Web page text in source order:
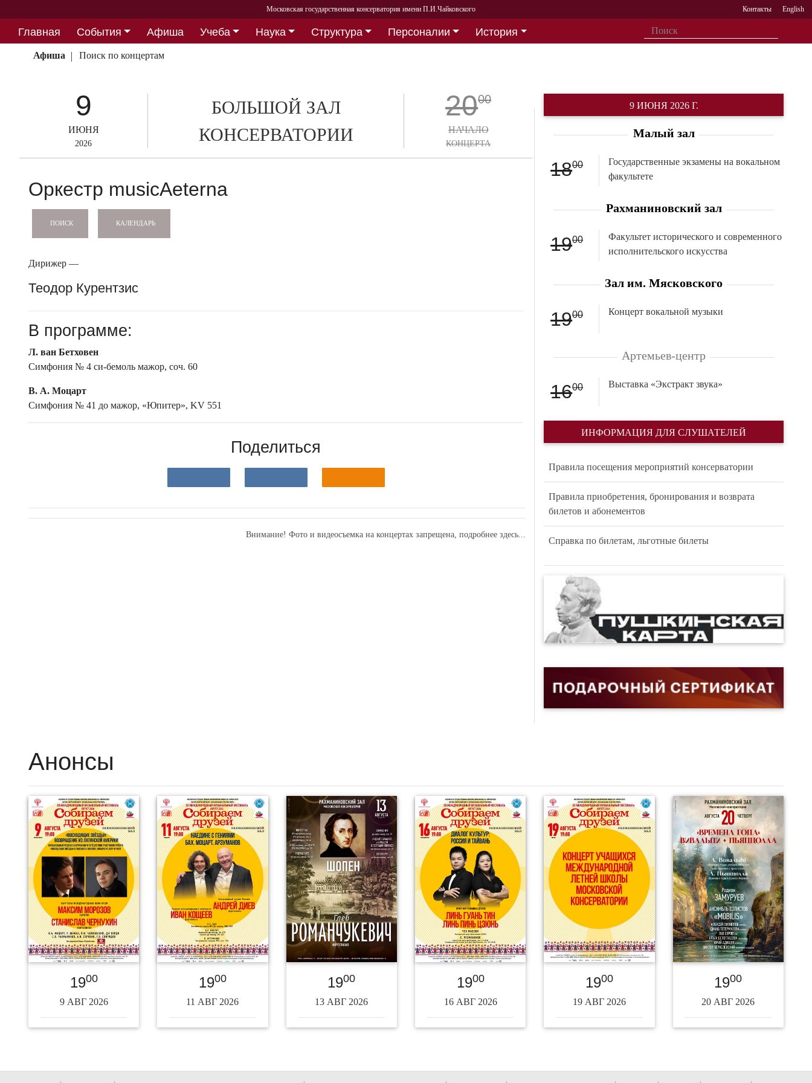
Московская государственная консерватория имени П.И.Чайковского Контакты English
Главная События Афиша Учеба Наука Структура Персоналии
История
Партнерство
Афиша Поиск по концертам
9
ИЮНЯ
2026
БОЛЬШОЙ ЗАЛ
КОНСЕРВАТОРИИ
2000
НАЧАЛО
КОНЦЕРТА
Оркестр musicAeterna
ПОИСК КАЛЕНДАРЬ
Дирижер —
Теодор Курентзис
В программе:
Л. ван Бетховен
Симфония № 4 си-бемоль мажор, соч. 60
В. А. Моцарт
Симфония № 41 до мажор, «Юпитер», KV 551
Поделиться
Внимание! Фото и видеосъемка на концертах запрещена,подробнее здесь...
9 ИЮНЯ 2026 Г.
Малый зал
1800
Государственные экзамены на вокальном
факультете
Рахманиновский зал
1900
Факультет исторического и современного
исполнительского искусства
Зал им. Мясковского
1900 Концерт вокальной музыки
Артемьев-центр
1600 Выставка «Экстракт звука»
ИНФОРМАЦИЯ ДЛЯ СЛУШАТЕЛЕЙ
Правила посещения мероприятий консерватории
Правила приобретения, бронирования и возврата
билетов и абонементов
Справка по билетам, льготные билеты
Анонсы
1900
9 АВГ 2026
1900
11 АВГ 2026
1900
13 АВГ 2026
1900
16 АВГ 2026
1900
19 АВГ 2026
1900
20 АВГ 2026